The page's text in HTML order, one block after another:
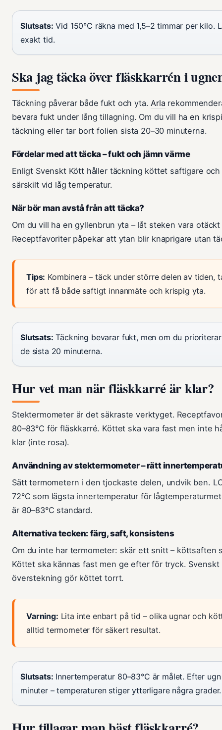
Slutsats: Vid 150°C räkna med 1,5–2 timmar per kilo.
exakt tid.
Ska jag täcka över fläskkarrén i
Täckning påverar både fukt och yta. Arla
bevara fukt under lång tillagning. Om du vill ha en
täckning eller tar bort folien sista 20–30 minuterna.
Fördelar med att täcka – fukt och jämn värme
Enligt Svenskt Kött håller täckning köttet saftigare
särskilt vid låg temperatur.
När bör man avstå från att täcka?
Om du vill ha en gyllenbrun yta – låt steken vara
Receptfavoriter påpekar att ytan blir knaprigare utan
Tips: Kombinera – täck under större delen av tiden,
för att få både saftigt innanmäte och krispig yta.
Slutsats: Täckning bevarar fukt, men om du
de sista 20 minuterna.
Hur vet man när fläskkarré är klar?
Stektermometer är det säkraste verktyget.
80–83°C för fläskkarré. Köttet ska vara fast men inte
klar (inte rosa).
Användning av stektermometer – rätt
Sätt termometern i den tjockaste delen, undvik ben.
72°C som lägsta innertemperatur för
är 80–83°C standard.
Alternativa tecken: färg, saft, konsistens
Om du inte har termometer: skär ett snitt – köttsaften
Köttet ska kännas fast men ge efter för tryck.
överstekning gör köttet torrt.
Varning: Lita inte enbart på tid – olika ugnar och
alltid termometer för säkert resultat.
Slutsats: Innertemperatur 80–83°C är målet. Efter
minuter – temperaturen stiger ytterligare några grader.